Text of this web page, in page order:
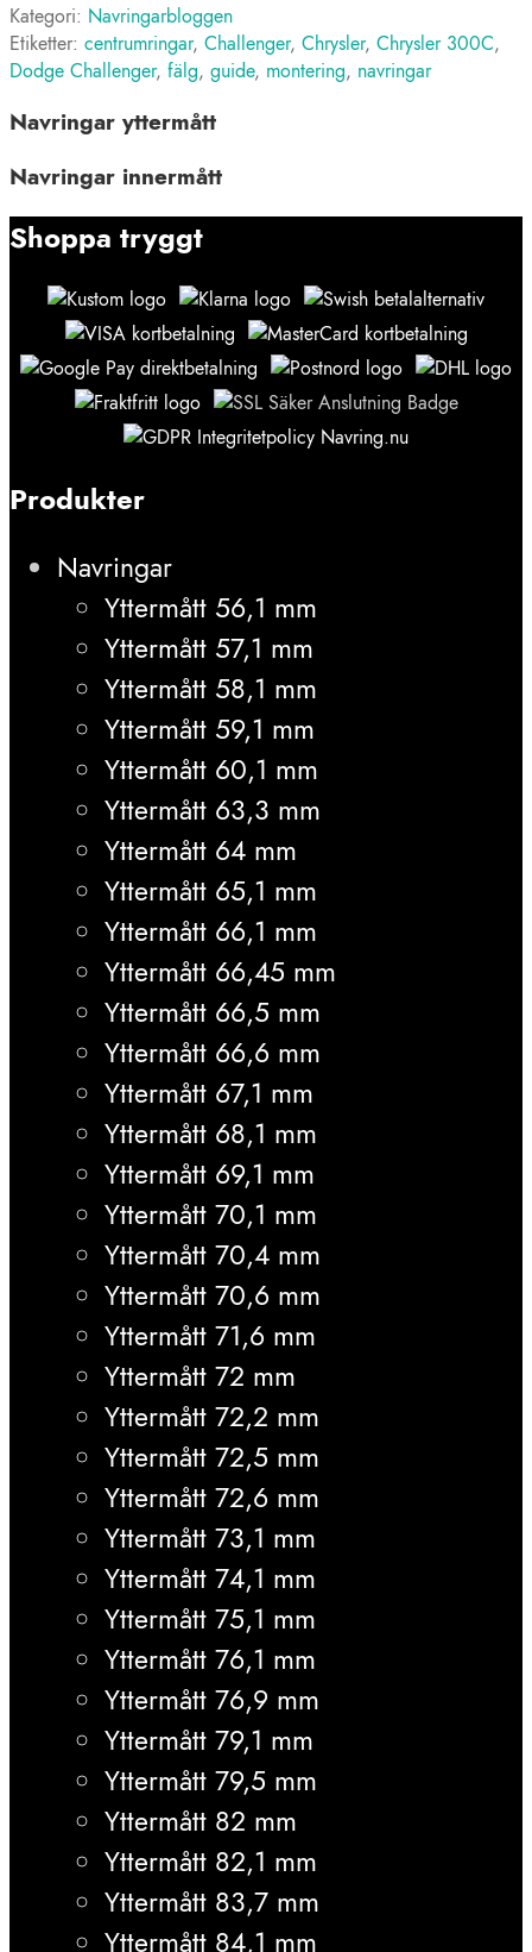
Kategori: Navringarbloggen
Etiketter: centrumringar, Challenger, Chrysler, Chrysler 300C,
Dodge Challenger, fälg, guide, montering, navringar
Navringar yttermått
Navringar innermått
Shoppa tryggt
Produkter
Navringar
Yttermått 56,1 mm
Yttermått 57,1 mm
Yttermått 58,1 mm
Yttermått 59,1 mm
Yttermått 60,1 mm
Yttermått 63,3 mm
Yttermått 64 mm
Yttermått 65,1 mm
Yttermått 66,1 mm
Yttermått 66,45 mm
Yttermått 66,5 mm
Yttermått 66,6 mm
Yttermått 67,1 mm
Yttermått 68,1 mm
Yttermått 69,1 mm
Yttermått 70,1 mm
Yttermått 70,4 mm
Yttermått 70,6 mm
Yttermått 71,6 mm
Yttermått 72 mm
Yttermått 72,2 mm
Yttermått 72,5 mm
Yttermått 72,6 mm
Yttermått 73,1 mm
Yttermått 74,1 mm
Yttermått 75,1 mm
Yttermått 76,1 mm
Yttermått 76,9 mm
Yttermått 79,1 mm
Yttermått 79,5 mm
Yttermått 82 mm
Yttermått 82,1 mm
Yttermått 83,7 mm
Yttermått 84,1 mm